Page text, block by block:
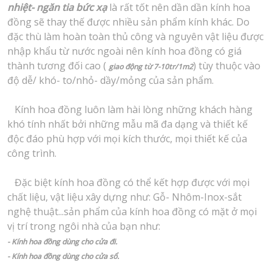
nhiệt- ngăn tia bức xạlà rất tốt nên dần dần kính hoa
đồng sẽ thay thế được nhiều sản phẩm kính khác. Do
đặc thù làm hoàn toàn thủ công và nguyên vật liệu được
nhập khẩu từ nước ngoài nên kính hoa đồng có giá
thành tương đối cao ( giao động từ 7-10tr/1m2) tùy thuộc vào
độ dễ/ khó- to/nhỏ- dầy/mỏng của sản phẩm.
Kính hoa đồng luôn làm hài lòng những khách hàng
khó tính nhất bởi những mẫu mã đa dạng và thiết kế
độc đáo phù hợp với mọi kích thước, mọi thiết kế của
công trình.
Đặc biệt kính hoa đồng có thể kết hợp được với mọi
chất liệu, vật liệu xây dựng như: Gỗ- Nhôm-Inox-sắt
nghệ thuật...sản phẩm của kính hoa đồng có mặt ở mọi
vị trí trong ngôi nhà của bạn như:
- Kính hoa đồng dùng cho cửa đi.
- Kính hoa đồng dùng cho cửa sổ.